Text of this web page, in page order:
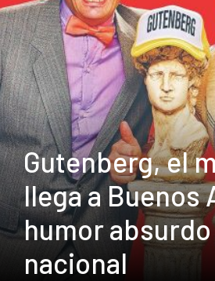
Gutenberg, el
llega a Buenos
humor
nacional